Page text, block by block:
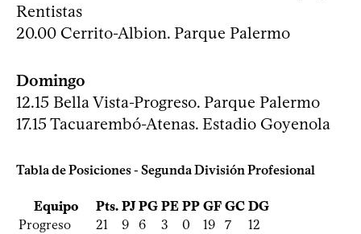
Rentistas
20.00 Cerrito-Albion. Parque Palermo
Domingo
12.15 Bella Vista-Progreso. Parque Palermo
17.15 Tacuarembó-Atenas. Estadio Goyenola
Tabla de Posiciones - Segunda División Profesional
Equipo Pts. PJ PG PE PP GF GC DG
Progreso
21 9 6 3 0 19 7
12